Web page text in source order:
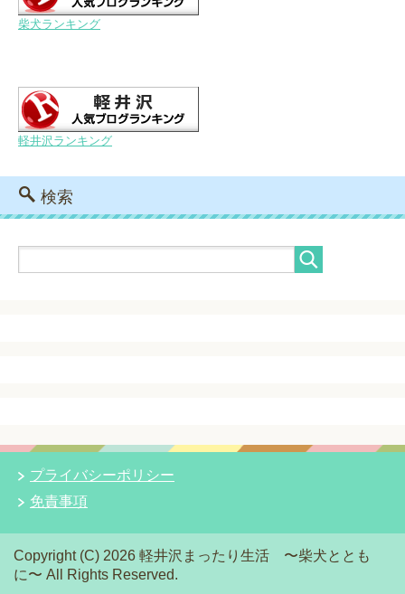
柴犬ランキング
軽井沢ランキング
検索
プライバシーポリシー
免責事項
Copyright (C) 2026 軽井沢まったり生活 〜柴犬ととも
に〜 All Rights Reserved.